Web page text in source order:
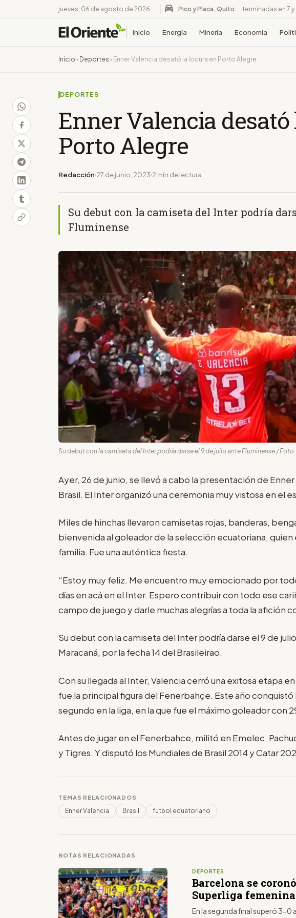
jueves, 06 de agosto de 2026 Pico y Placa, Quito: terminadas en 7 y
Inicio Energía Minería Economía
Inicio › Deportes › Enner Valencia desató la locura en Porto Alegre
DEPORTES
Enner Valencia
Porto Alegre
Redacción 27 de junio, 2023 2 min de lectura
Su debut con la camiseta del Inter podría
Fluminense
Su debut con la camiseta del Inter podría darse el 9 de julio ante Fluminense /
Ayer, 26 de junio, se llevó a cabo la presentación de
Brasil. El Inter organizó una ceremonia muy vistosa en el
Miles de hinchas llevaron camisetas rojas, banderas,
bienvenida al goleador de la selección ecuatoriana,
familia. Fue una auténtica fiesta.
“Estoy muy feliz. Me encuentro muy emocionado por
días en acá en el Inter. Espero contribuir con todo ese
campo de juego y darle muchas alegrías a toda la afición
Su debut con la camiseta del Inter podría darse el 9 de
Maracaná, por la fecha 14 del Brasileirao.
Con su llegada al Inter, Valencia cerró una exitosa etapa
fue la principal figura del Fenerbahçe. Este año
segundo en la liga, en la que fue el máximo goleador con
Antes de jugar en el Fenerbahce, militó en Emelec,
y Tigres. Y disputó los Mundiales de Brasil 2014 y Catar
TEMAS RELACIONADOS
Enner Valencia Brasil futbol ecuatoriano
NOTAS RELACIONADAS
DEPORTES
Barcelona se
Superliga femenina
En la segunda final superó 3-0